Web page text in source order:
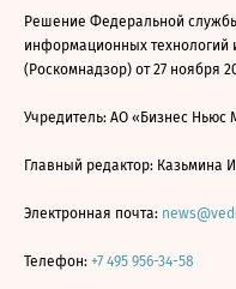
Решение Федеральной
информационных технологий
(Роскомнадзор) от 27 ноября
Учредитель: АО «Бизнес Ньюс
Главный редактор: Казьмина
Электронная почта:
Телефон: +7 495 956-34-58